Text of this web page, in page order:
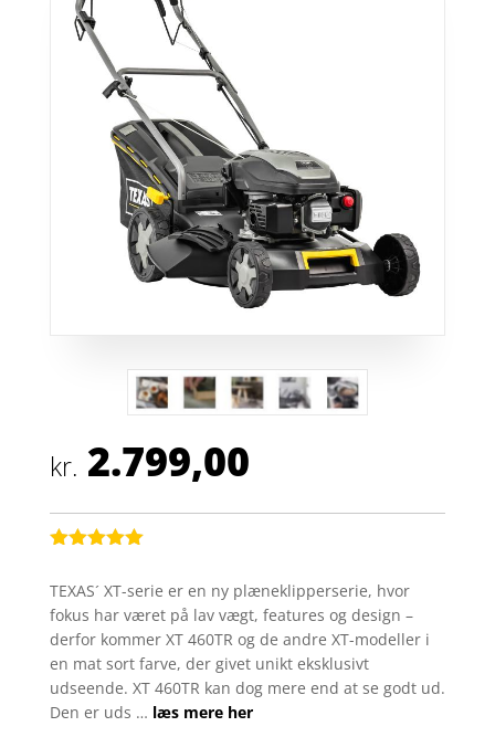
kr. 2.799,00
af 5
baseret på
kundebedøm
melser
TEXAS´ XT-serie er en ny plæneklipperserie, hvor
fokus har været på lav vægt, features og design –
derfor kommer XT 460TR og de andre XT-modeller i
en mat sort farve, der givet unikt eksklusivt
udseende. XT 460TR kan dog mere end at se godt ud.
Den er uds … læs mere her